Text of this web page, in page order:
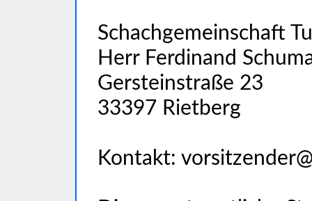
Schachgemeinschaft
Herr Ferdinand
Gersteinstraße 23
33397 Rietberg
Kontakt: